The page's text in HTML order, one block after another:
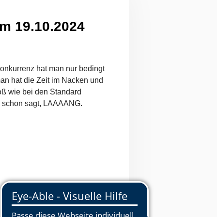
19.10.2024
hat man nur bedingt
hat die Zeit im Nacken und
wie bei den Standard
sagt, LAAAANG.